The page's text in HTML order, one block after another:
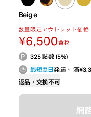
Beige
数量限定アウトレット価格
¥6,500含稅
325 點數 (5%)
最短翌日発送、 滿
返品・交換不可
網